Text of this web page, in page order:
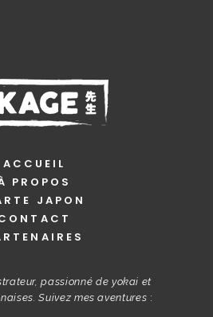
ACCUEIL
PROPOS
JAPON
passionné de yokai et
Suivez mes aventures :